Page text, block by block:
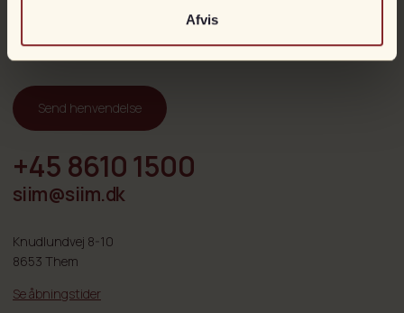
Afvis
Send henvendelse
+45 8610 1500
siim@siim.dk
Knudlundvej 8-10
8653 Them
Se åbningstider